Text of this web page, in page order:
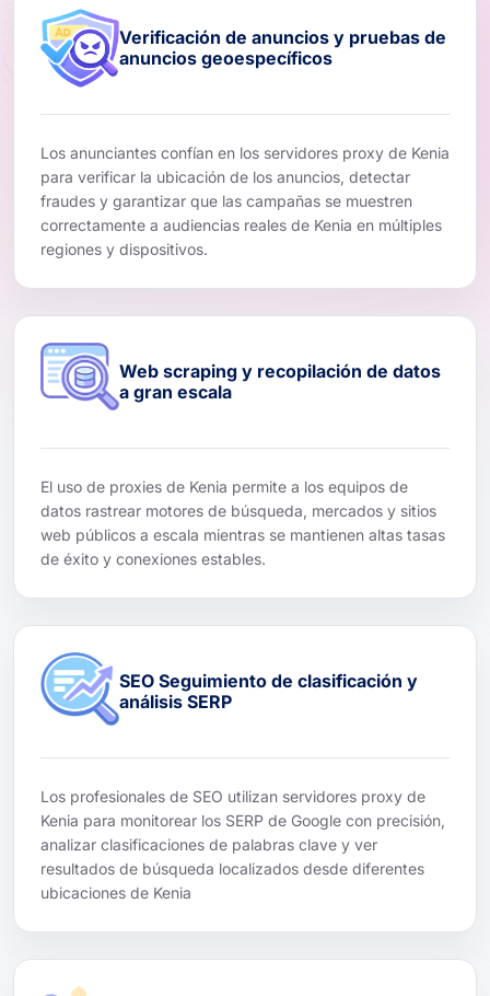
Verificación de anuncios y pruebas de
anuncios geoespecíficos
Los anunciantes confían en los servidores proxy de Kenia
para verificar la ubicación de los anuncios, detectar
fraudes y garantizar que las campañas se muestren
correctamente a audiencias reales de Kenia en múltiples
regiones y dispositivos.
Web scraping y recopilación de datos
a gran escala
El uso de proxies de Kenia permite a los equipos de
datos rastrear motores de búsqueda, mercados y sitios
web públicos a escala mientras se mantienen altas tasas
de éxito y conexiones estables.
SEO Seguimiento de clasificación y
análisis SERP
Los profesionales de SEO utilizan servidores proxy de
Kenia para monitorear los SERP de Google con precisión,
analizar clasificaciones de palabras clave y ver
resultados de búsqueda localizados desde diferentes
ubicaciones de Kenia